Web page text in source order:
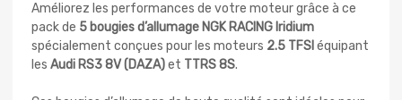
Améliorez les performances de votre moteur grâce à ce
pack de 5 bougies d’allumage NGK RACING Iridium
spécialement conçues pour les moteurs 2.5 TFSI équipant
les Audi RS3 8V (DAZA)et TTRS 8S.